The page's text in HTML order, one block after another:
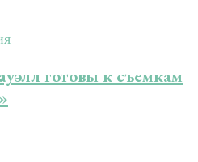
готовы к съемкам